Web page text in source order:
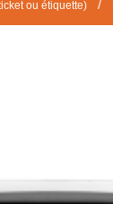
ou étiquette) /